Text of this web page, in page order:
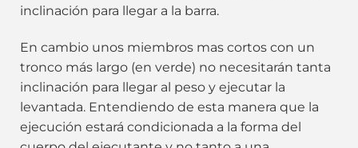
inclinación para llegar a la barra.
En cambio unos miembros mas cortos con un
tronco más largo (en verde) no necesitarán tanta
inclinación para llegar al peso y ejecutar la
levantada. Entendiendo de esta manera que la
ejecución estará condicionada a la forma del